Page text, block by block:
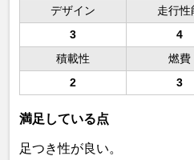
デザイン 走行性
3
4
積載性
燃費
2
3
満足している点
足つき性が良い。